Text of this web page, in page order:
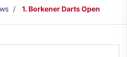
1. Borkener Darts Open